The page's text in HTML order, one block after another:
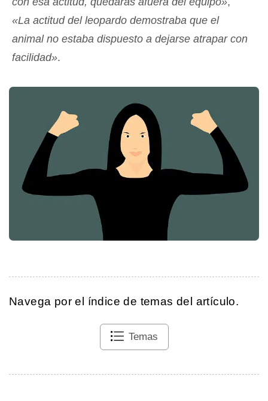
«La actitud del leopardo demostraba que el
animal no estaba dispuesto a dejarse atrapar con
facilidad».
Navega por el índice de temas del artículo.
Temas